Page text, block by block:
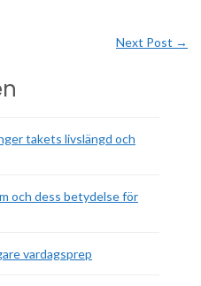
Next Post →
takets livslängd och
och dess betydelse för
vardagsprep